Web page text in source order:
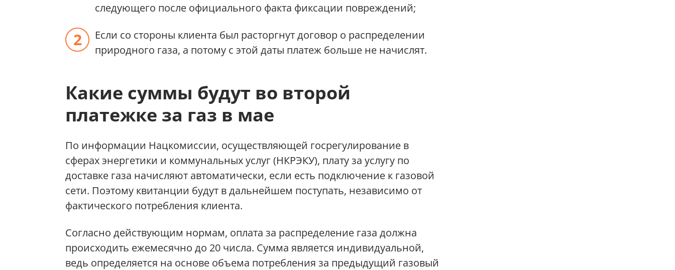
следующего после официального факта фиксации повреждений;
Если со стороны клиента был расторгнут договор о распределении
природного газа, а потому с этой даты платеж больше не начислят.
Какие суммы будут во второй
платежке за газ в мае
По информации Нацкомиссии, осуществляющей госрегулирование в
сферах энергетики и коммунальных услуг (НКРЭКУ), плату за услугу по
доставке газа начисляют автоматически, если есть подключение к газовой
сети. Поэтому квитанции будут в дальнейшем поступать, независимо от
фактического потребления клиента.
Согласно действующим нормам, оплата за распределение газа должна
происходить ежемесячно до 20 числа. Сумма является индивидуальной,
ведь определяется на основе объема потребления за предыдущий газовый